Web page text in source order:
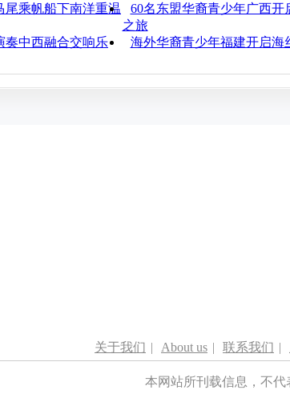
尾乘帆船下南洋重温
60名东盟华裔青少年广西开
之旅
奏中西融合交响乐
海外华裔青少年福建开启海
关于我们 | About us | 联系我们 |
本网站所刊载信息，不代